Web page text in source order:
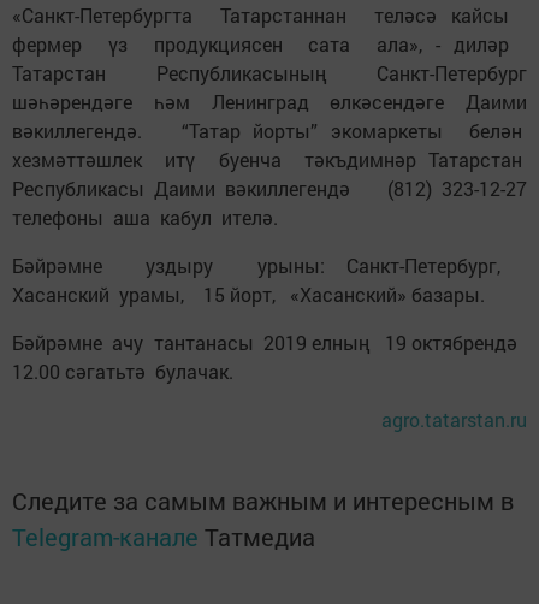
«Санкт-Петербургта Татарстаннан теләсә кайсы
фермер үз продукциясен сата ала», - диләр
Татарстан Республикасының Санкт-Петербург
шәһәрендәге һәм Ленинград өлкәсендәге Даими
вәкиллегендә. “Татар йорты” экомаркеты белән
хезмәттәшлек итү буенча тәкъдимнәр Татарстан
Республикасы Даими вәкиллегендә (812) 323-12-27
телефоны аша кабул ителә.
Бәйрәмне уздыру урыны: Санкт-Петербург,
Хасанский урамы, 15 йорт, «Хасанский» базары.
Бәйрәмне ачу тантанасы 2019 елның 19 октябрендә
12.00 сәгатьтә булачак.
agro.tatarstan.ru
Следите за самым важным и интересным в
Telegram-канале Татмедиа